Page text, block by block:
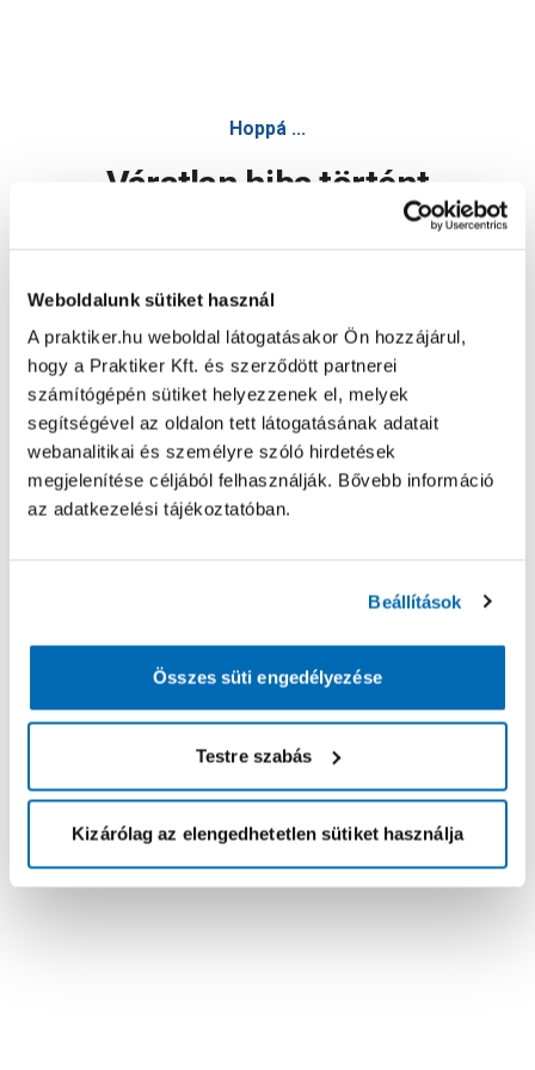
Weboldalunk sütiket használ
A praktiker.hu weboldal látogatásakor Ön hozzájárul,
hogy a Praktiker Kft. és szerződött partnerei
számítógépén sütiket helyezzenek el, melyek
segítségével az oldalon tett látogatásának adatait
webanalitikai és személyre szóló hirdetések
megjelenítése céljából felhasználják. Bővebb információ
az adatkezelési tájékoztatóban.
Beállítások
Összes süti engedélyezése
Testre szabás
Kizárólag az elengedhetetlen sütiket használja
Hoppá ...
Váratlan hiba történt
Oldal újratöltése